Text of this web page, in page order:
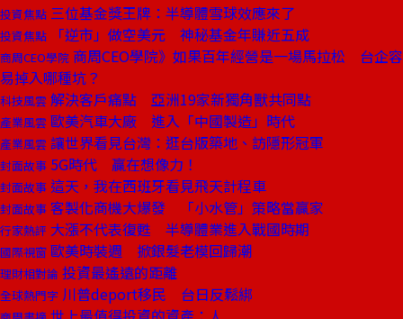
投資焦點 三位基金獎王牌：半導體雪球效應來了
投資焦點 「逆市」做空美元 神秘基金年賺近五成
商周CEO學院 商周CEO學院》如果百年經營是一場馬拉松 台企容
易掉入哪種坑？
科技風雲 解決客戶痛點 亞洲19家新獨角獸共同點
產業風雲 歐美汽車大廠 進入「中國製造」時代
產業風雲 讓世界看見台灣：逛台版築地、訪隱形冠軍
封面故事 5G時代 贏在想像力！
封面故事 這天，我在西班牙看見飛天計程車
封面故事 客製化商機大爆發 「小水管」策略當贏家
行家熱評 大漲不代表復甦 半導體業進入戰國時期
國際視窗 歐美時裝週 掀銀髮老模回歸潮
理財相對論 投資最遙遠的距離
全球熱門字 川普deport移民 台日反鬆綁